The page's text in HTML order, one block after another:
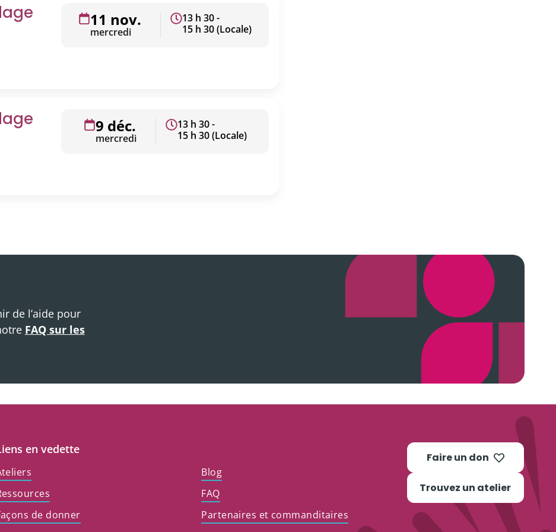
11 nov.
mercredi
13 h 30 -
15 h 30 (Locale)
9 déc.
mercredi
13 h 30 -
15 h 30 (Locale)
de l’aide pour
FAQ sur les
en vedette
Blog
FAQ
de donner
Partenaires et commanditaires
Faire un don
Trouvez un atelier